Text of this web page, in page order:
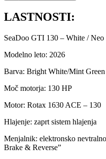
LASTNOSTI:
SeaDoo GTI 130 – White /
Modelno leto: 2026
Barva: Bright White/Mint Green
Moč motorja: 130 HP
Motor: Rotax 1630 ACE – 130
Hlajenje: zaprt sistem hlajenja
Menjalnik: elektronsko
Brake & Reverse”